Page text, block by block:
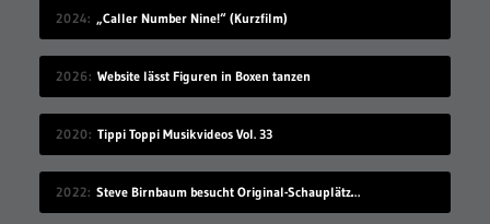
2024 „Caller Number Nine!“ (Kurzfilm)
2026 Website lässt Figuren in Boxen tanzen
2020 Tippi Toppi Musikvideos Vol. 33
2022 Steve Birnbaum besucht Original-Schauplätze von Musik-Fotografien